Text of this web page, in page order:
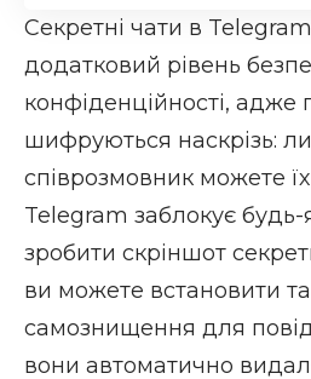
Секретні чати в
додатковий рівень
конфіденційності, адже
шифруються наскрізь:
співрозмовник можете
Telegram заблокує будь-
зробити скріншот
ви можете встановити
самознищення для
вони автоматично